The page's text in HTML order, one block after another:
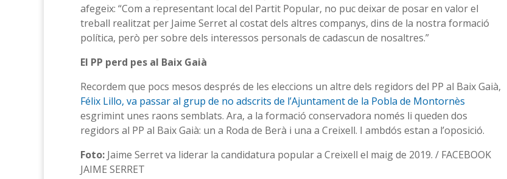
afegeix: “Com a representant local del Partit Popular, no puc deixar de posar en valor el
treball realitzat per Jaime Serret al costat dels altres companys, dins de la nostra formació
política, però per sobre dels interessos personals de cadascun de nosaltres.”
El PP perd pes al Baix Gaià
Recordem que pocs mesos després de les eleccions un altre dels regidors del PP al Baix Gaià,
Félix Lillo, va passar al grup de no adscrits de l’Ajuntament de la Pobla de Montornès
esgrimint unes raons semblats. Ara, a la formació conservadora només li queden dos
regidors al PP al Baix Gaià: un a Roda de Berà i una a Creixell. I ambdós estan a l’oposició.
Foto: Jaime Serret va liderar la candidatura popular a Creixell el maig de 2019. / FACEBOOK
JAIME SERRET